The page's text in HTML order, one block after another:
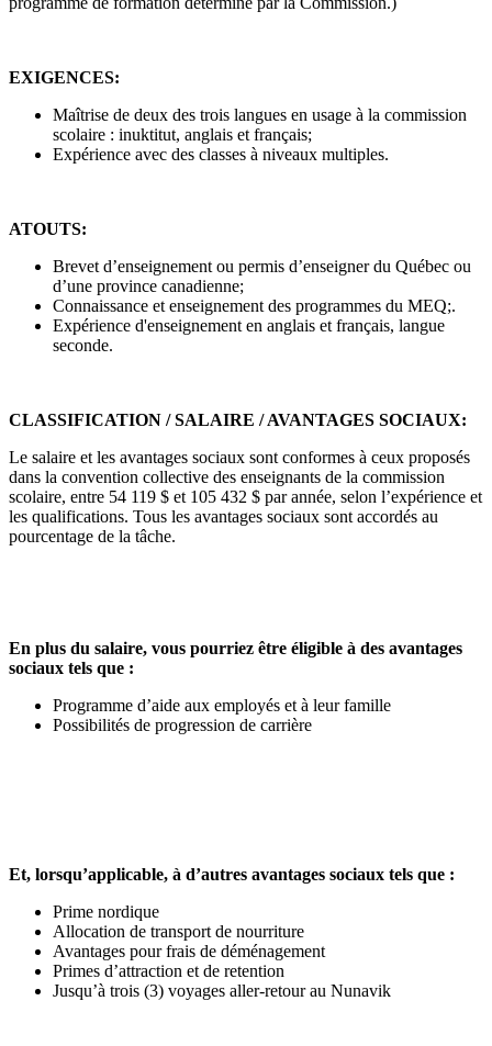
EXIGENCES:
Maîtrise de deux des trois langues en usage à la commission
scolaire : inuktitut, anglais et français;
Expérience avec des classes à niveaux multiples.
ATOUTS:
Brevet d’enseignement ou permis d’enseigner du Québec ou
d’une province canadienne;
Connaissance et enseignement des programmes du MEQ;.
Expérience d'enseignement en anglais et français, langue
seconde.
CLASSIFICATION / SALAIRE / AVANTAGES SOCIAUX:
Le salaire et les avantages sociaux sont conformes à ceux proposés
dans la convention collective des enseignants de la commission
scolaire, entre 54 119 $ et 105 432 $ par année, selon l’expérience et
les qualifications. Tous les avantages sociaux sont accordés au
pourcentage de la tâche.
En plus du salaire, vous pourriez être éligible à des avantages
sociaux tels que :
Programme d’aide aux employés et à leur famille
Possibilités de progression de carrière
Et, lorsqu’applicable, à d’autres avantages sociaux tels que :
Prime nordique
Allocation de transport de nourriture
Avantages pour frais de déménagement
Primes d’attraction et de retention
Jusqu’à trois (3) voyages aller-retour au Nunavik